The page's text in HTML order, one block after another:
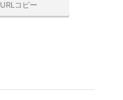
URLコピー